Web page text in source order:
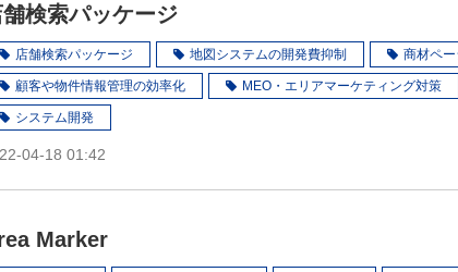
舗検索パッケージ
店舗検索パッケージ 地図システムの開発費抑制 商材ペー
顧客や物件情報管理の効率化 MEO・エリアマーケティング対策
システム開発
04-18 01:42
Marker